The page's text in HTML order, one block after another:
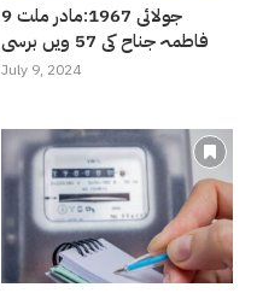
9 جولائی 1967:مادر ملت
فاطمہ جناح کی 57 ویں برسی
July 9, 2024